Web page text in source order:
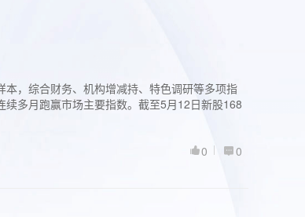
，综合财务、机构增减持、特色调研等多项指
多月跑赢市场主要指数。截至5月12日新股168
0
0